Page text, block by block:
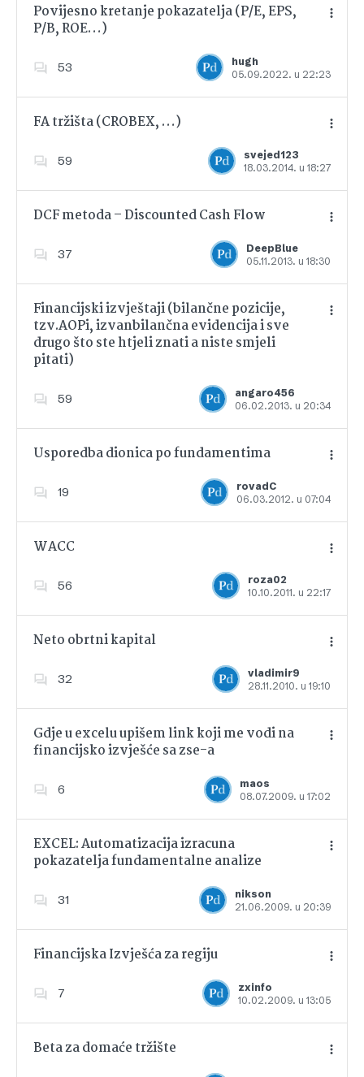
Povijesno kretanje pokazatelja (P/E, EPS,
P/B, ROE…)
53
hugh
05.09.2022. u 22:23
Dodajte u favorite
FA tržišta (CROBEX, …)
59
svejed123
18.03.2014. u 18:27
Dodajte u favorite
DCF metoda – Discounted Cash Flow
37
DeepBlue
05.11.2013. u 18:30
Dodajte u favorite
Financijski izvještaji (bilančne pozicije,
tzv.AOPi, izvanbilančna evidencija i sve
drugo što ste htjeli znati a niste smjeli
pitati)
59
angaro456
06.02.2013. u 20:34
Usporedba dionica po fundamentima
19
rovadC
06.03.2012. u 07:04
Dodajte u favorite
WACC
56
roza02
10.10.2011. u 22:17
Dodajte u favorite
Neto obrtni kapital
32
vladimir9
28.11.2010. u 19:10
Dodajte u favorite
Gdje u excelu upišem link koji me vodi na
financijsko izvješće sa zse-a
6
maos
08.07.2009. u 17:02
Dodajte u favorite
EXCEL: Automatizacija izracuna
pokazatelja fundamentalne analize
31
nikson
21.06.2009. u 20:39
Dodajte u favorite
Financijska Izvješća za regiju
7
zxinfo
10.02.2009. u 13:05
Dodajte u favorite
Beta za domaće tržište